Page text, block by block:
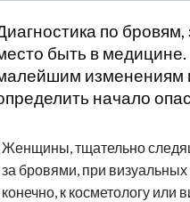
по
быть в
изменениям
начало
Женщины, тщательно
за бровями, при визуальных
конечно, к косметологу или